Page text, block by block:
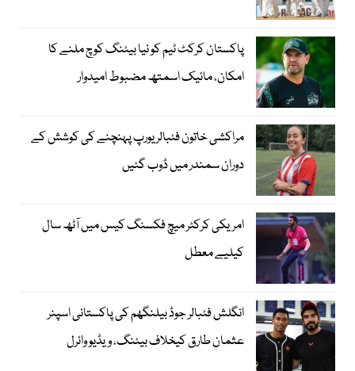
پاکستان کرکٹ ٹیم کو نیا بیٹنگ کوچ ملنے کا
امکان، مائیک اسمتھ مضبوط امیدوار
مراکشی خاتون فٹبالر یورپ پہنچنے کی کوشش کے
دوران سمندر میں ڈوب گئیں
امریکی کرکٹر میچ فکسنگ کیس میں آٹھ سال
کیلیے معطل
انگلش فٹبالر جوڈ بیلنگھم کی پاکستانی اسپنر
عثمان طارق کیخلاف بیٹنگ، ویڈیو وائرل